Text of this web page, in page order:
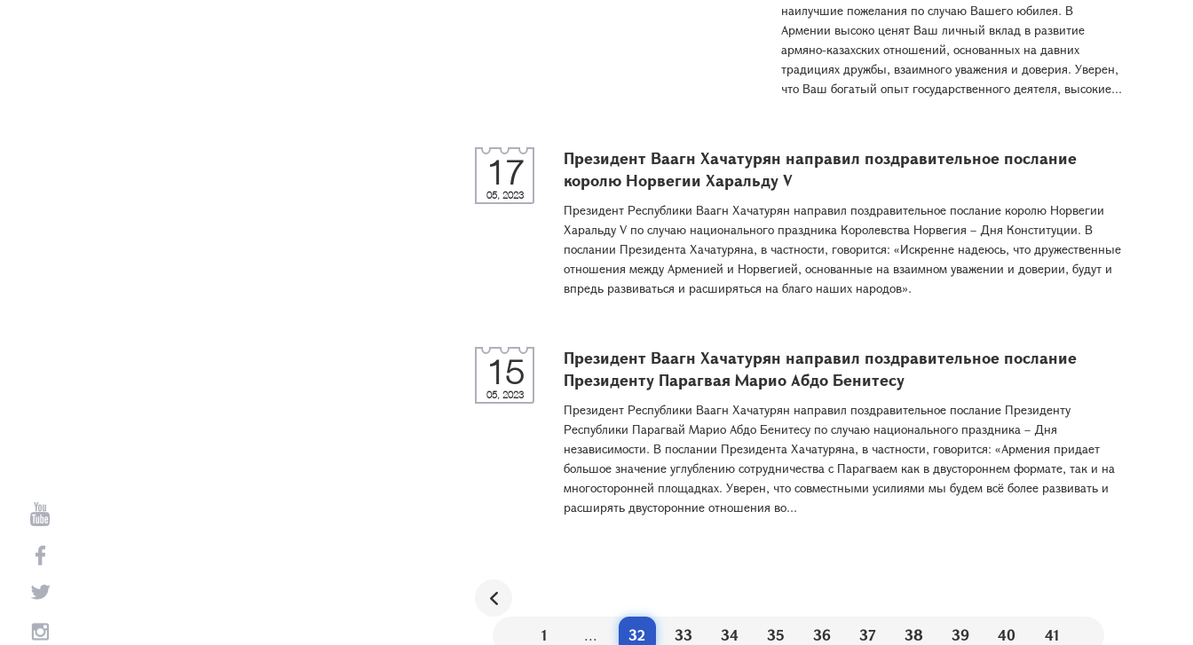
наилучшие пожелания по случаю Вашего юбилея. В
Армении высоко ценят Ваш личный вклад в развитие
армяно-казахских отношений, основанных на давних
традициях дружбы, взаимного уважения и доверия. Уверен,
что Ваш богатый опыт государственного деятеля, высокие...
17
05, 2023
Президент Ваагн Хачатурян направил поздравительное послание
королю Норвегии Харальду V
Президент Республики Ваагн Хачатурян направил поздравительное послание королю Норвегии
Харальду V по случаю национального праздника Королевства Норвегия – Дня Конституции. В
послании Президента Хачатуряна, в частности, говорится: «Искренне надеюсь, что дружественные
отношения между Арменией и Норвегией, основанные на взаимном уважении и доверии, будут и
впредь развиваться и расширяться на благо наших народов».
15
05, 2023
Президент Ваагн Хачатурян направил поздравительное послание
Президенту Парагвая Марио Абдо Бенитесу
Президент Республики Ваагн Хачатурян направил поздравительное послание Президенту
Республики Парагвай Марио Абдо Бенитесу по случаю национального праздника – Дня
независимости. В послании Президента Хачатуряна, в частности, говорится: «Армения придает
большое значение углублению сотрудничества с Парагваем как в двустороннем формате, так и на
многосторонней площадках. Уверен, что совместными усилиями мы будем всё более развивать и
расширять двусторонние отношения во...
1 ... 32 33 34 35 36 37 38 39 40 41